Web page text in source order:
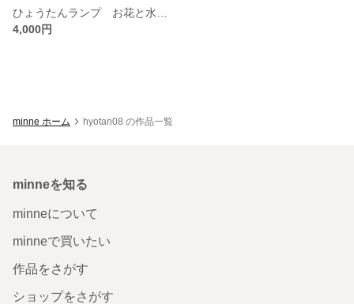
4,000円
minne ホーム hyotan08 の作品一覧
minneを知る
minneについて
minneで買いたい
作品をさがす
ショップをさがす